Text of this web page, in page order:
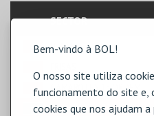
Bem-vindo à BOL!
O nosso site utiliza
funcionamento do site e,
cookies que nos ajudam
SECTOR
PLATEIA
CAMAROTES 1º ORDEM
CAMAROTES 2º ORDEM